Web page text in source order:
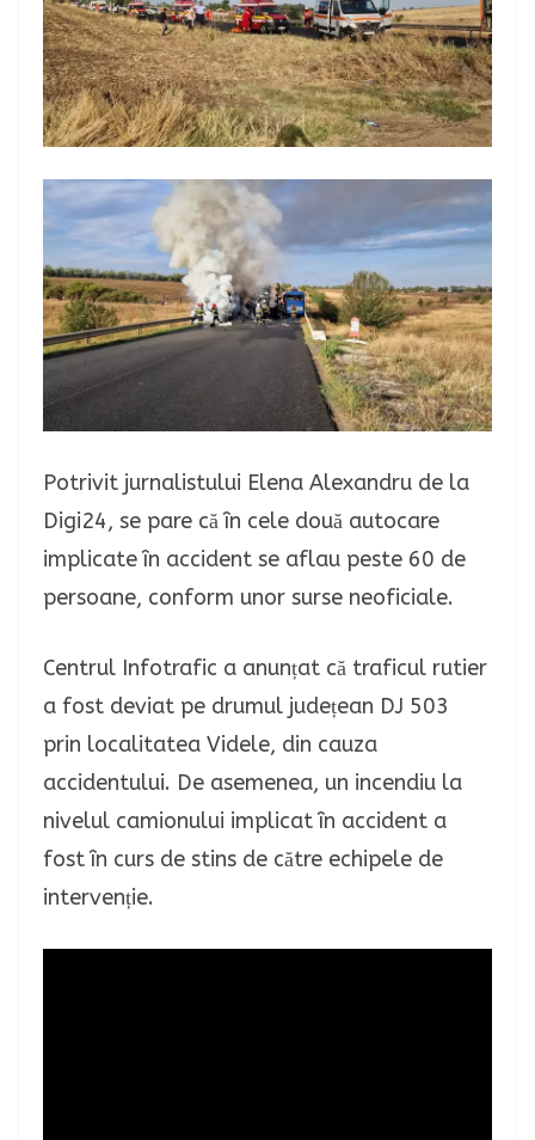
Potrivit jurnalistului Elena Alexandru de la
Digi24, se pare că în cele două autocare
implicate în accident se aflau peste 60 de
persoane, conform unor surse neoficiale.
Centrul Infotrafic a anunțat că traficul rutier
a fost deviat pe drumul județean DJ 503
prin localitatea Videle, din cauza
accidentului. De asemenea, un incendiu la
nivelul camionului implicat în accident a
fost în curs de stins de către echipele de
intervenție.